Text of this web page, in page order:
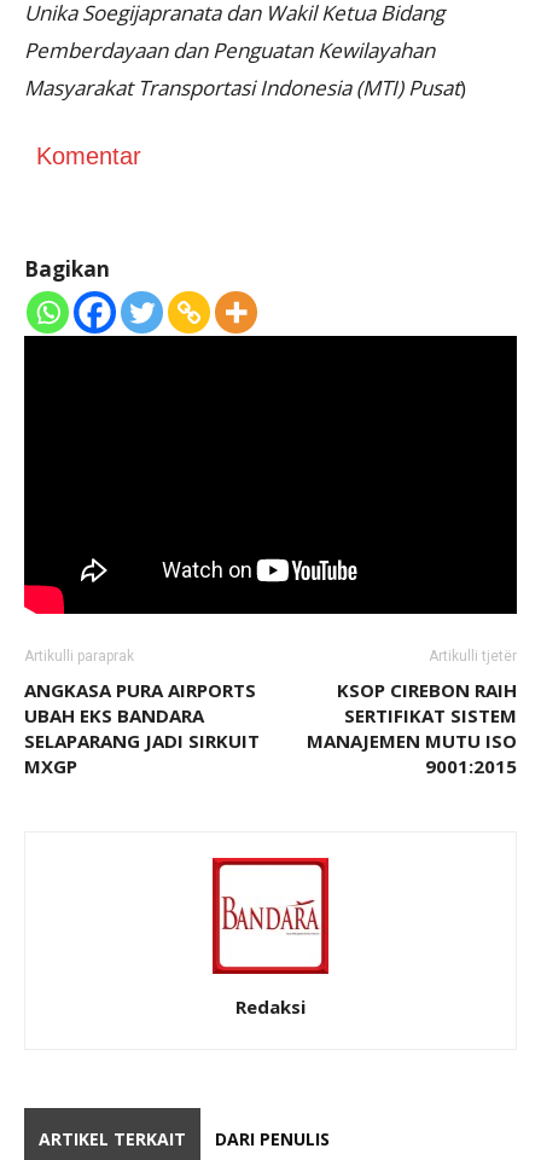
Unika Soegijapranata dan Wakil Ketua Bidang
Pemberdayaan dan Penguatan Kewilayahan
Masyarakat Transportasi Indonesia (MTI) Pusat)
Komentar
Bagikan
Artikulli paraprak
ANGKASA PURA AIRPORTS
UBAH EKS BANDARA
SELAPARANG JADI SIRKUIT
MXGP
Artikulli tjetër
KSOP CIREBON RAIH
SERTIFIKAT SISTEM
MANAJEMEN MUTU ISO
9001:2015
Redaksi
ARTIKEL TERKAIT DARI PENULIS